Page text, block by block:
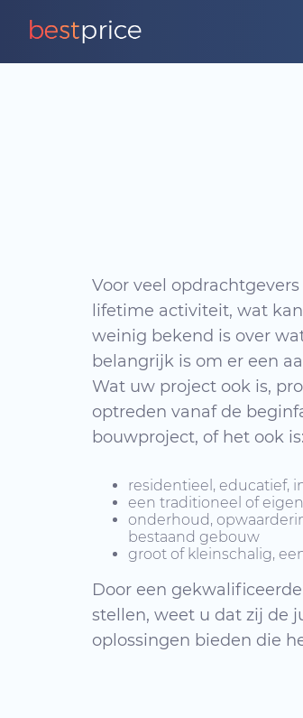
Voor veel
lifetime activiteit, wat
weinig bekend is over
belangrijk is om er een
Wat uw project ook is,
optreden vanaf de
bouwproject, of het ook is:
residentieel, educatief,
een traditioneel of
onderhoud,
bestaand gebouw
groot of kleinschalig,
Door een
stellen, weet u dat zij de
oplossingen bieden die